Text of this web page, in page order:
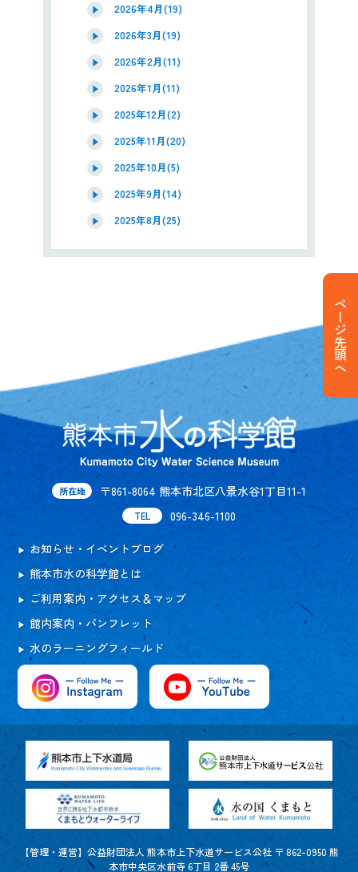
2026年4月(19)
2026年3月(19)
2026年2月(11)
2026年1月(11)
2025年12月(2)
2025年11月(20)
2025年10月(5)
2025年9月(14)
2025年8月(25)
ページ先頭へ
所在地 〒861-8064 熊本市北区八景水谷1丁目11-1
TEL 096-346-1100
お知らせ・イベントブログ
熊本市水の科学館とは
ご利用案内・アクセス＆マップ
館内案内・パンフレット
水のラーニングフィールド
【管理・運営】公益財団法人 熊本市上下水道サービス公社 〒 862-0950 熊
本市中央区水前寺 6丁目 2番 45号